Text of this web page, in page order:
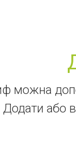
можна
Додати або